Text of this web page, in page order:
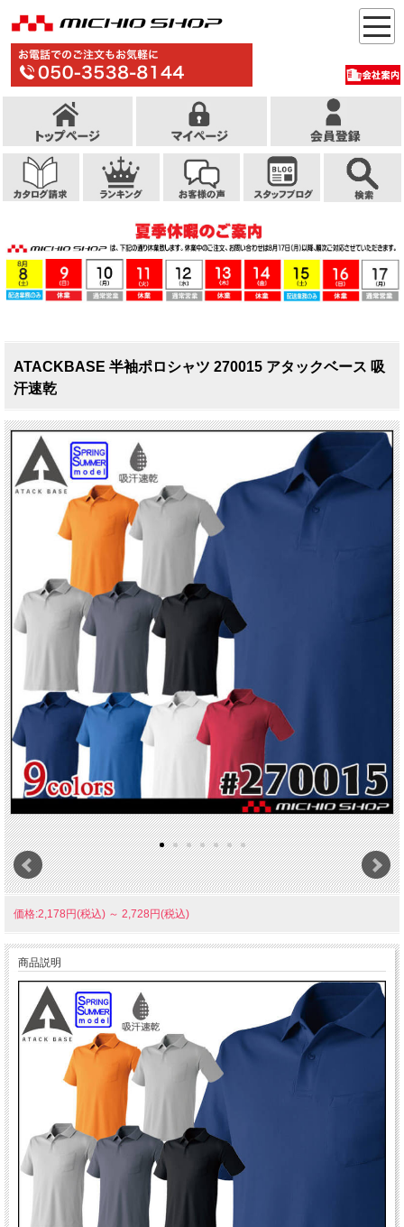
ATACKBASE 半袖ポロシャツ 270015 アタックベース 吸
汗速乾
価格:2,178円(税込) ～ 2,728円(税込)
商品説明